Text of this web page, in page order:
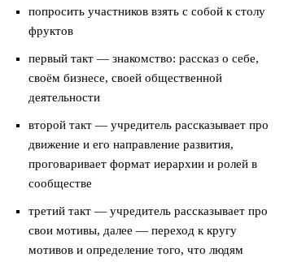
попросить участников взять с собой к столу
фруктов
первый такт — знакомство: рассказ о себе,
своём бизнесе, своей общественной
деятельности
второй такт — учредитель рассказывает про
движение и его направление развития,
проговаривает формат иерархии и ролей в
сообществе
третий такт — учредитель рассказывает про
свои мотивы, далее — переход к кругу
мотивов и определение того, что людям